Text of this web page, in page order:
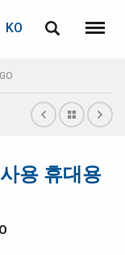
KO
메뉴
용 휴대용